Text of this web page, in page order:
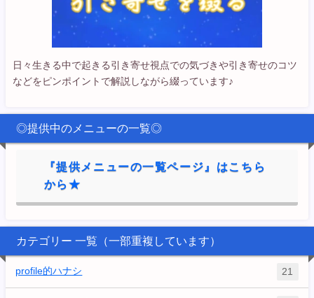
日々生きる中で起きる引き寄せ視点での気づきや引き寄せのコツ
などをピンポイントで解説しながら綴っています♪
◎提供中のメニューの一覧◎
『提供メニューの一覧ページ』はこちら
から★
カテゴリー 一覧（一部重複しています）
profile的ハナシ 21